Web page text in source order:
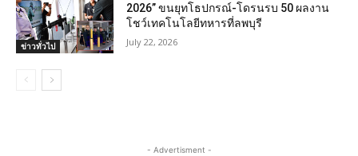
ข่าวทั่วไป
2026” ขนยุทโธปกรณ์-โดรนรบ 50 ผลงาน
โชว์เทคโนโลยีทหารที่ลพบุรี
July 22, 2026
- Advertisment -